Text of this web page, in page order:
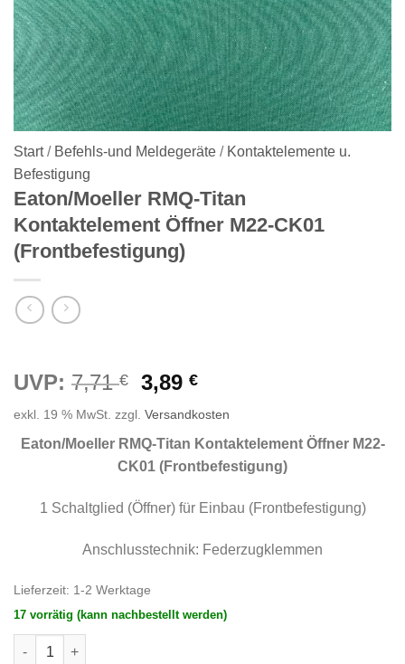
Start / Befehls-und Meldegeräte / Kontaktelemente u.
Befestigung
Eaton/Moeller RMQ-Titan
Kontaktelement Öffner M22-CK01
(Frontbefestigung)
UVP: 7,71€
Ursprünglicher
Preis
war:
7,71 €
3,89€Aktueller
ist:
3,89 €.
exkl. 19 % MwSt. zzgl. Versandkosten
Eaton/Moeller RMQ-Titan Kontaktelement Öffner M22-
CK01 (Frontbefestigung)
1 Schaltglied (Öffner) für Einbau (Frontbefestigung)
Anschlusstechnik: Federzugklemmen
Lieferzeit: 1-2 Werktage
17 vorrätig (kann nachbestellt werden)
Eaton/Moeller RMQ-Titan Kontaktelement Öffner M22-CK01